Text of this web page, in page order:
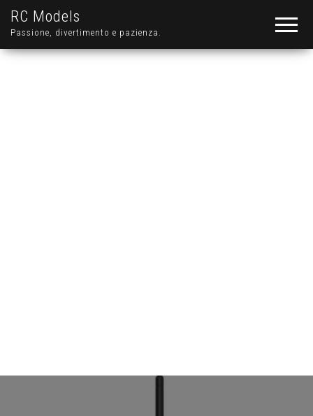
RC Models
Passione, divertimento e pazienza.